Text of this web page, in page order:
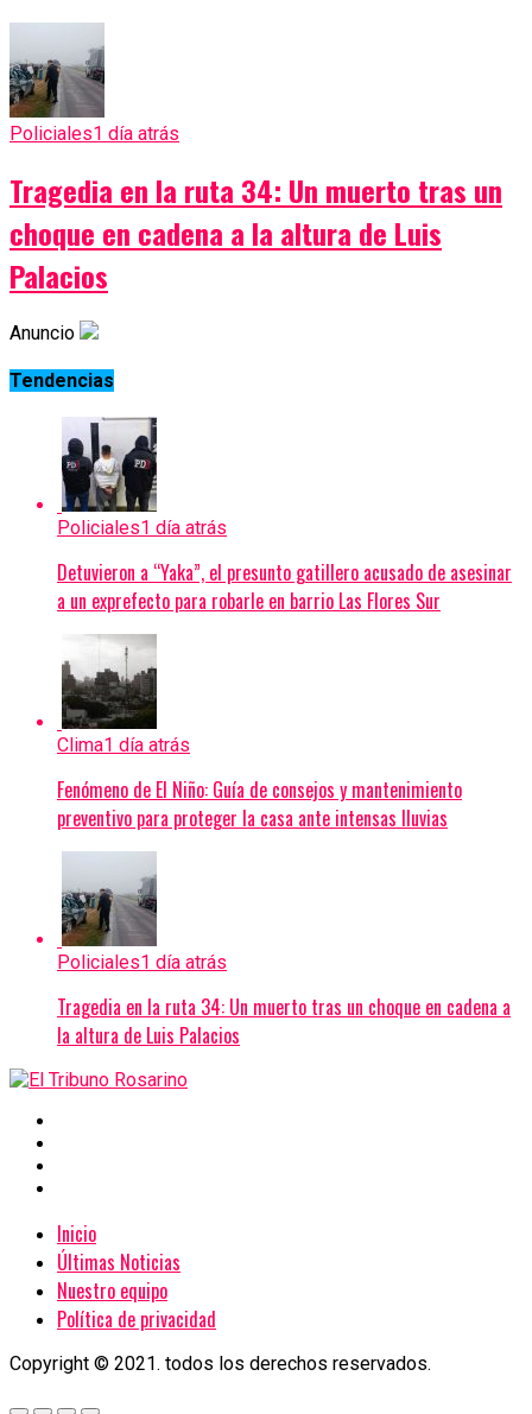
Policiales1 día atrás
Tragedia en la ruta 34: Un muerto tras un
choque en cadena a la altura de Luis
Palacios
Anuncio
Tendencias
Policiales1 día atrás
Detuvieron a “Yaka”, el presunto gatillero acusado de asesinar
a un exprefecto para robarle en barrio Las Flores Sur
Clima1 día atrás
Fenómeno de El Niño: Guía de consejos y mantenimiento
preventivo para proteger la casa ante intensas lluvias
Policiales1 día atrás
Tragedia en la ruta 34: Un muerto tras un choque en cadena a
la altura de Luis Palacios
Inicio
Últimas Noticias
Nuestro equipo
Política de privacidad
Copyright © 2021. todos los derechos reservados.